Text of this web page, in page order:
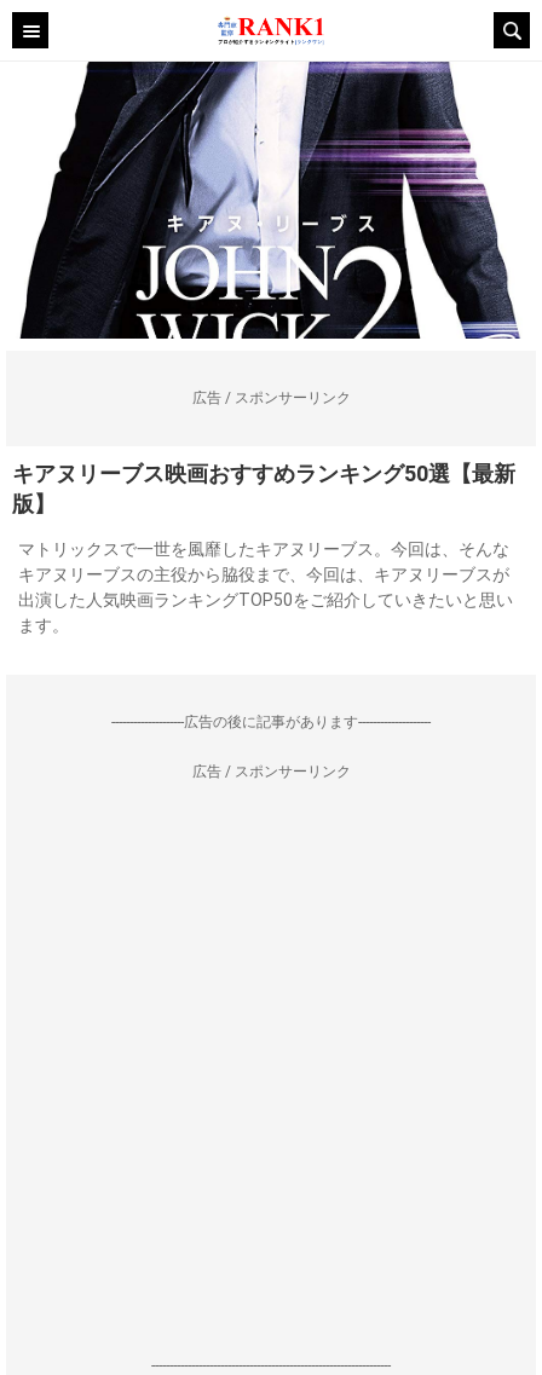
広告 / スポンサーリンク
キアヌリーブス映画おすすめランキング50選【最新
版】
マトリックスで一世を風靡したキアヌリーブス。今回は、そんな
キアヌリーブスの主役から脇役まで、今回は、キアヌリーブスが
出演した人気映画ランキングTOP50をご紹介していきたいと思い
ます。
--------------------広告の後に記事があります--------------------
広告 / スポンサーリンク
------------------------------------------------------------------